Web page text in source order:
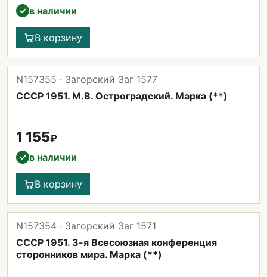
✓ в наличии
В корзину
N157355 · Загорский Заг 1577
СССР 1951. М.В. Остроградский. Марка (**)
1 155₽
✓ в наличии
В корзину
N157354 · Загорский Заг 1571
СССР 1951. 3-я Всесоюзная конференция
сторонников мира. Марка (**)